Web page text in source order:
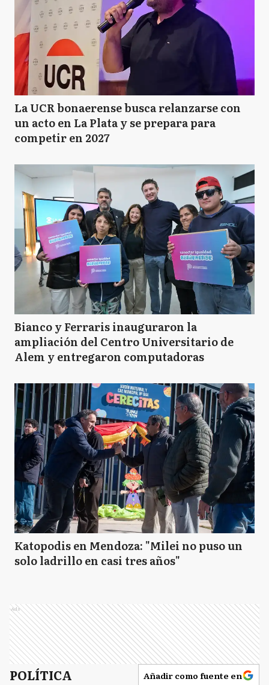
La UCR bonaerense busca relanzarse con
un acto en La Plata y se prepara para
competir en 2027
Bianco y Ferraris inauguraron la
ampliación del Centro Universitario de
Alem y entregaron computadoras
Katopodis en Mendoza: "Milei no puso un
solo ladrillo en casi tres años"
Ads
POLÍTICA Añadir como fuente en